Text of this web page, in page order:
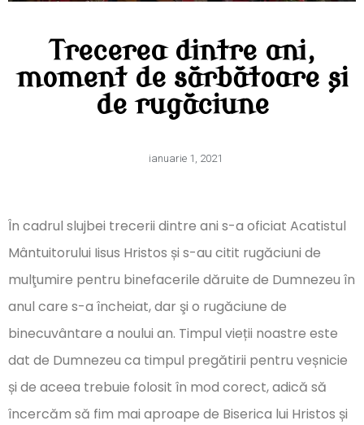
Trecerea dintre ani,
moment de sărbătoare și
de rugăciune
ianuarie 1, 2021
În cadrul slujbei trecerii dintre ani s-a oficiat Acatistul
Mântuitorului Iisus Hristos și s-au citit rugăciuni de
mulţumire pentru binefacerile dăruite de Dumnezeu în
anul care s-a încheiat, dar şi o rugăciune de
binecuvântare a noului an. Timpul vieții noastre este
dat de Dumnezeu ca timpul pregătirii pentru veșnicie
și de aceea trebuie folosit în mod corect, adică să
încercăm să fim mai aproape de Biserica lui Hristos și